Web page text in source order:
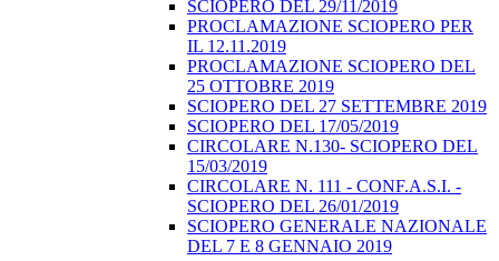
SCIOPERO DEL 29/11/2019
PROCLAMAZIONE SCIOPERO PER
IL 12.11.2019
PROCLAMAZIONE SCIOPERO DEL
25 OTTOBRE 2019
SCIOPERO DEL 27 SETTEMBRE 2019
SCIOPERO DEL 17/05/2019
CIRCOLARE N.130- SCIOPERO DEL
15/03/2019
CIRCOLARE N. 111 - CONF.A.S.I. -
SCIOPERO DEL 26/01/2019
SCIOPERO GENERALE NAZIONALE
DEL 7 E 8 GENNAIO 2019